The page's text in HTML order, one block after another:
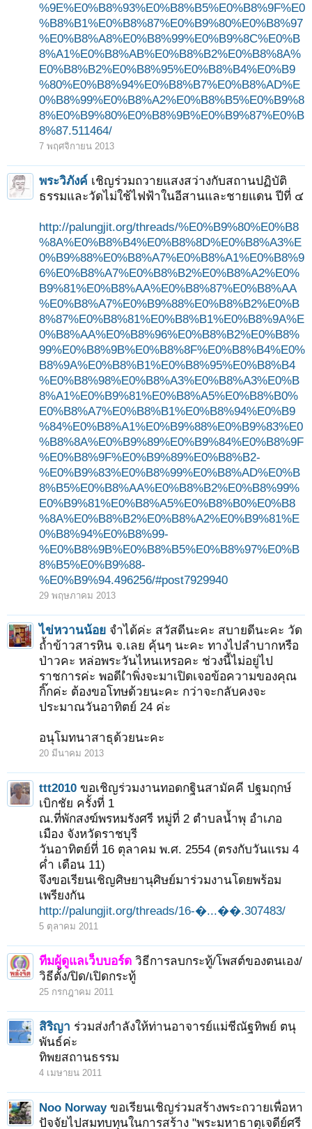
%9E%E0%B8%93%E0%B8%B5%E0%B8%9F%E0
%B8%B1%E0%B8%87%E0%B9%80%E0%B8%97
%E0%B8%A8%E0%B8%99%E0%B9%8C%E0%B
8%A1%E0%B8%AB%E0%B8%B2%E0%B8%8A%
E0%B8%B2%E0%B8%95%E0%B8%B4%E0%B9
%80%E0%B8%94%E0%B8%B7%E0%B8%AD%E
0%B8%99%E0%B8%A2%E0%B8%B5%E0%B9%8
8%E0%B9%80%E0%B8%9B%E0%B9%87%E0%B
8%87.511464/
7 พฤศจิกายน 2013
พระวิภังค์ เชิญร่วมถวายแสงสว่างกับสถานปฏิบัติ
ธรรมและวัดไม่ใช้ไฟฟ้าในอีสานและชายแดน ปีที่ ๔
http://palungjit.org/threads/%E0%B9%80%E0%B8
%8A%E0%B8%B4%E0%B8%8D%E0%B8%A3%E
0%B9%88%E0%B8%A7%E0%B8%A1%E0%B8%9
6%E0%B8%A7%E0%B8%B2%E0%B8%A2%E0%
B9%81%E0%B8%AA%E0%B8%87%E0%B8%AA
%E0%B8%A7%E0%B9%88%E0%B8%B2%E0%B
8%87%E0%B8%81%E0%B8%B1%E0%B8%9A%E
0%B8%AA%E0%B8%96%E0%B8%B2%E0%B8%
99%E0%B8%9B%E0%B8%8F%E0%B8%B4%E0%
B8%9A%E0%B8%B1%E0%B8%95%E0%B8%B4
%E0%B8%98%E0%B8%A3%E0%B8%A3%E0%B
8%A1%E0%B9%81%E0%B8%A5%E0%B8%B0%
E0%B8%A7%E0%B8%B1%E0%B8%94%E0%B9
%84%E0%B8%A1%E0%B9%88%E0%B9%83%E0
%B8%8A%E0%B9%89%E0%B9%84%E0%B8%9F
%E0%B8%9F%E0%B9%89%E0%B8%B2-
%E0%B9%83%E0%B8%99%E0%B8%AD%E0%B
8%B5%E0%B8%AA%E0%B8%B2%E0%B8%99%
E0%B9%81%E0%B8%A5%E0%B8%B0%E0%B8
%8A%E0%B8%B2%E0%B8%A2%E0%B9%81%E
0%B8%94%E0%B8%99-
%E0%B8%9B%E0%B8%B5%E0%B8%97%E0%B
8%B5%E0%B9%88-
%E0%B9%94.496256/#post7929940
29 พฤษภาคม 2013
ไข่หวานน้อย จำได้ค่ะ สวัสดีนะคะ สบายดีนะคะ วัด
ถ้ำข้าวสารหิน จ.เลย คุ้นๆ นะคะ ทางไปลำบากหรือ
ป่าวคะ หล่อพระวันไหนเหรอคะ ช่วงนี้ไม่อยู่ไป
ราชการค่ะ พอดีเำพิ่งจะมาเปิดเจอข้อความของคุณ
กิ๊กค่ะ ต้องขอโทษด้วยนะคะ กว่าจะกลับคงจะ
ประมาณวันอาทิตย์ 24 ค่ะ
อนุโมทนาสาธุด้วยนะคะ
20 มีนาคม 2013
ttt2010 ขอเชิญร่วมงานทอดกฐินสามัคคี ปฐมฤกษ์
เบิกชัย ครั้งที่ 1
ณ.ที่พักสงฆ์พรหมรังศรี หมู่ที่ 2 ตำบลน้ำพุ อำเภอ
เมือง จังหวัดราชบุรี
วันอาทิตย์ที่ 16 ตุลาคม พ.ศ. 2554 (ตรงกับวันแรม 4
ค่ำ เดือน 11)
จึงขอเรียนเชิญศิษยานุศิษย์มาร่วมงานโดยพร้อม
เพรียงกัน
http://palungjit.org/threads/16-�...��.307483/
5 ตุลาคม 2011
ทีมผู้ดูแลเว็บบอร์ด วิธีการลบกระทู้/โพสต์ของตนเอง/
วิธีตั้ง/ปิด/เปิดกระทู้
25 กรกฎาคม 2011
สิริญา ร่วมส่งกำลังให้ท่านอาจารย์แม่ชีณัฐทิพย์ ตนุ
พันธ์ค่ะ
ทิพยสถานธรรม
4 เมษายน 2011
Noo Norway ขอเรียนเชิญร่วมสร้างพระถวายเพื่อหา
ปัจจัยไปสมทบทุนในการสร้าง "พระมหาธาตุเจดีย์ศรี
ถัดไป >